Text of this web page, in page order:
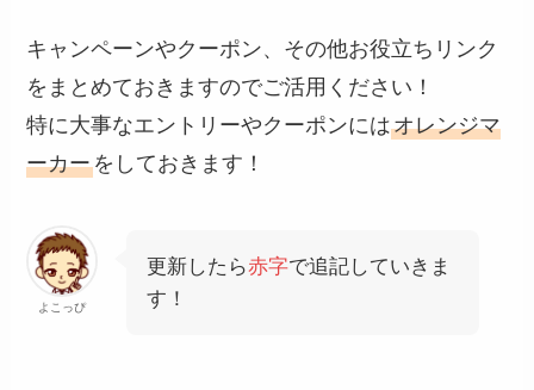
キャンペーンやクーポン、その他お役立ちリンク
をまとめておきますのでご活用ください！
特に大事なエントリーやクーポンにはオレンジマ
ーカーをしておきます！
よこっぴ
更新したら赤字で追記していきま
す！